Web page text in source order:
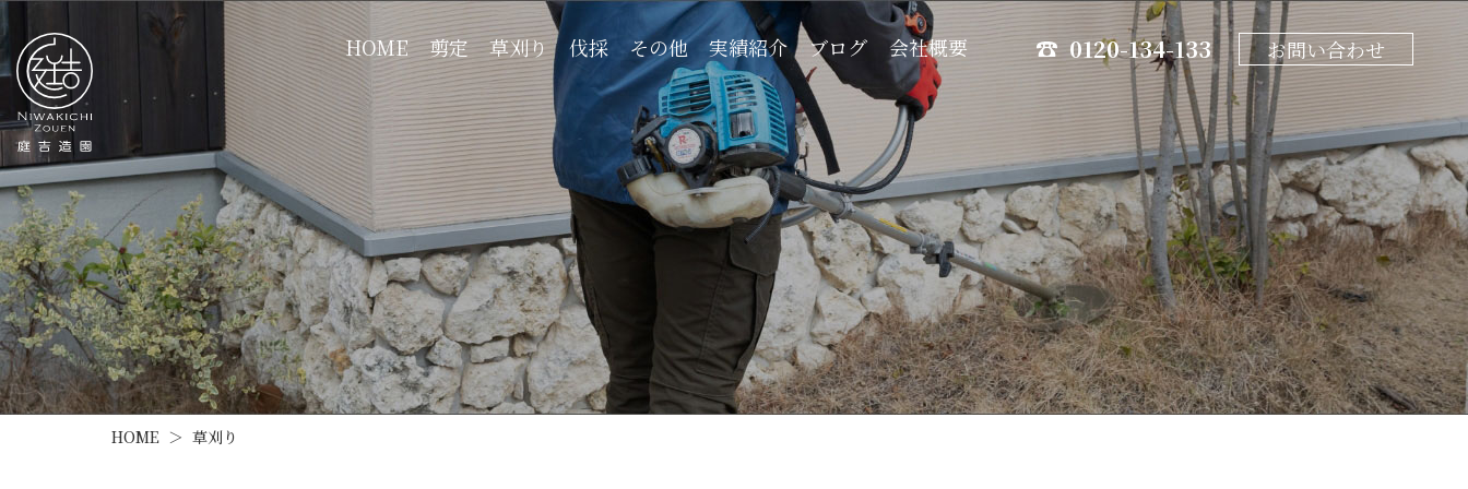
HOME 剪定 草刈り 伐採 その他 実績紹介 ブログ 会社概要 0120-134-133 お問い合わせ
HOME ＞ 草刈り